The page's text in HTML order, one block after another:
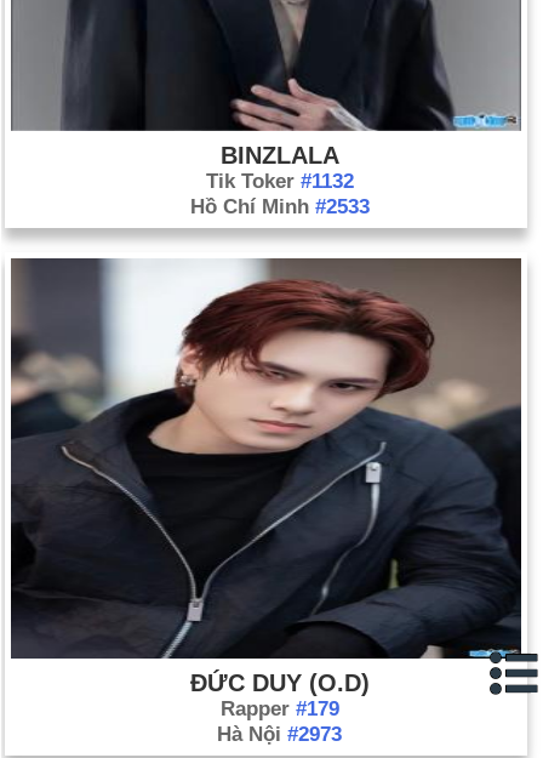
BINZLALA
Tik Toker #1132
Hồ Chí Minh #2533
ĐỨC DUY (O.D)
Rapper #179
Hà Nội #2973